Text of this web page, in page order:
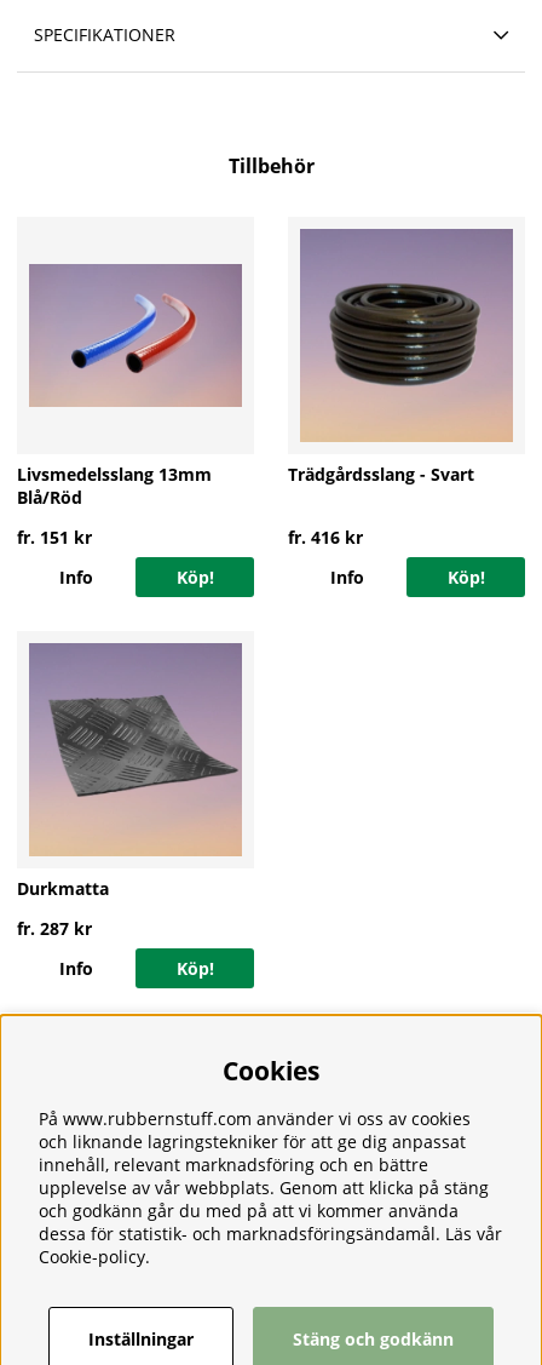
SPECIFIKATIONER
Tillbehör
Livsmedelsslang 13mm
Blå/Röd
fr. 151 kr
Köp!
Info
Trädgårdsslang - Svart
fr. 416 kr
Köp!
Info
Durkmatta
fr. 287 kr
Köp!
Info
Frakt
Integritetspolicy
Kontakt
Kundservice
Köpvillkor
Tjänster
Ångerrätt & Returer
Om oss
Cookies
På www.rubbernstuff.com använder vi oss av cookies
och liknande lagringstekniker för att ge dig anpassat
innehåll, relevant marknadsföring och en bättre
upplevelse av vår webbplats. Genom att klicka på stäng
och godkänn går du med på att vi kommer använda
dessa för statistik- och marknadsföringsändamål. Läs vår
Cookie-policy.
Inställningar Stäng och godkänn